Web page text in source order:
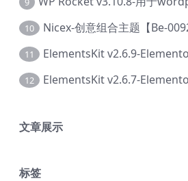
10 Nicex-创意组合主题【Be-
11 ElementsKit v2.6.9-
12 ElementsKit v2.6.7-
文章展示
标签